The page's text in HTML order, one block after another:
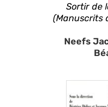
Sortir de
(Manuscrits
Neefs